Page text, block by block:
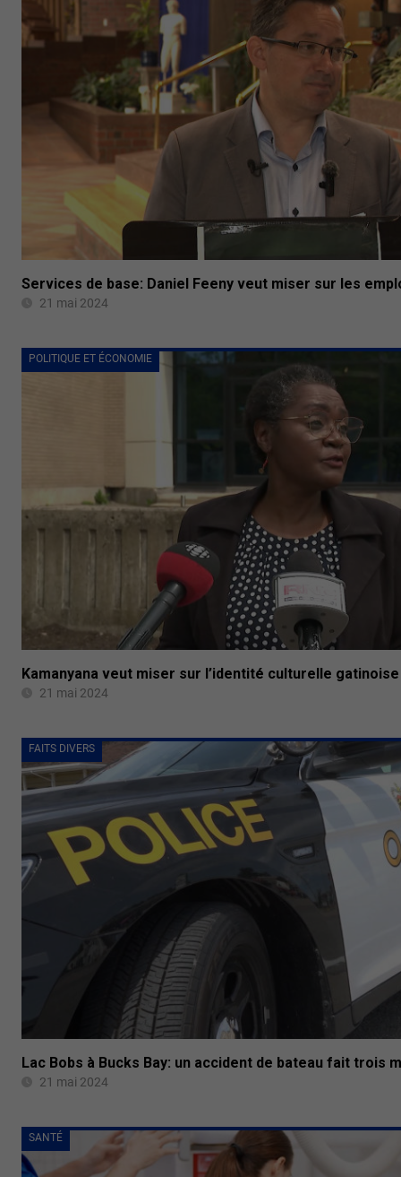
Services de base: Daniel Feeny veut miser sur les
21 mai 2024
POLITIQUE ET ÉCONOMIE
Kamanyana veut miser sur l’identité culturelle gatinoise
21 mai 2024
FAITS DIVERS
Lac Bobs à Bucks Bay: un accident de bateau fait trois
21 mai 2024
SANTÉ